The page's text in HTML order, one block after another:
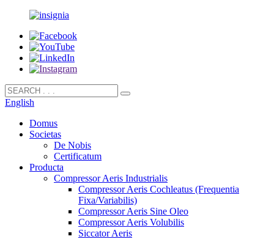
English
Domus
Societas
De Nobis
Certificatum
Producta
Compressor Aeris Industrialis
Compressor Aeris Cochleatus (Frequentia
Fixa/Variabilis)
Compressor Aeris Sine Oleo
Compressor Aeris Volubilis
Siccator Aeris